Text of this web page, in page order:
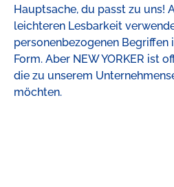
Hauptsache, du passt zu uns!
leichteren Lesbarkeit
personenbezogenen Begriffen
Form. Aber NEW YORKER ist
die zu unserem
möchten.